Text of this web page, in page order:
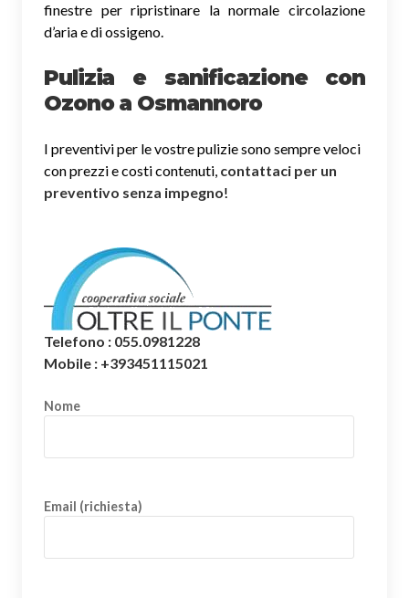
finestre per ripristinare la normale circolazione
d’aria e di ossigeno.
Pulizia e sanificazione con
Ozono a Osmannoro
I preventivi per le vostre pulizie sono sempre veloci
con prezzi e costi contenuti, contattaci per un
preventivo senza impegno!
Telefono : 055.0981228
Mobile : +393451115021
Nome
Email (richiesta)